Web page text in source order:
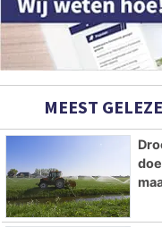
MEEST